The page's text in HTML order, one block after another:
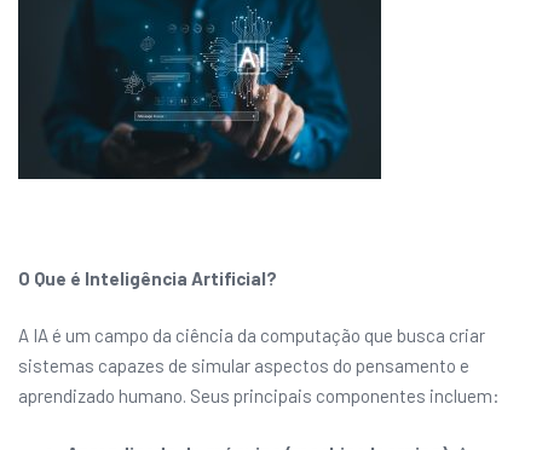
O Que é Inteligência Artificial?
A IA é um campo da ciência da computação que busca criar
sistemas capazes de simular aspectos do pensamento e
aprendizado humano. Seus principais componentes incluem: